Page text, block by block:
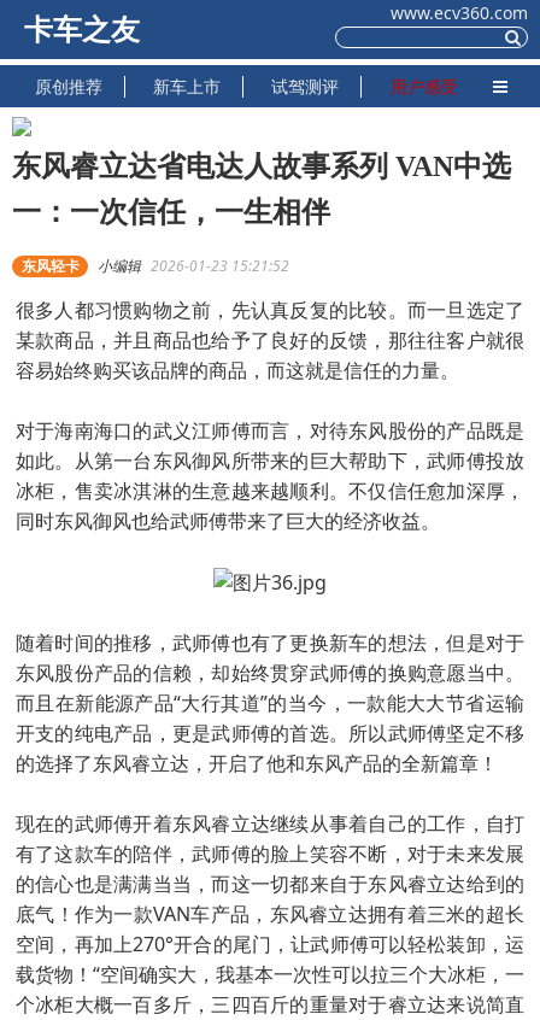
卡车之友
www.ecv360.com
原创推荐 新车上市 试驾测评 用户感受
东风睿立达省电达人故事系列 VAN中选
一：一次信任，一生相伴
东风轻卡 小编辑 2026-01-23 15:21:52
很多人都习惯购物之前，先认真反复的比较。而一旦选定了
某款商品，并且商品也给予了良好的反馈，那往往客户就很
容易始终购买该品牌的商品，而这就是信任的力量。
对于海南海口的武义江师傅而言，对待东风股份的产品既是
如此。从第一台东风御风所带来的巨大帮助下，武师傅投放
冰柜，售卖冰淇淋的生意越来越顺利。不仅信任愈加深厚，
同时东风御风也给武师傅带来了巨大的经济收益。
随着时间的推移，武师傅也有了更换新车的想法，但是对于
东风股份产品的信赖，却始终贯穿武师傅的换购意愿当中。
而且在新能源产品“大行其道”的当今，一款能大大节省运输
开支的纯电产品，更是武师傅的首选。所以武师傅坚定不移
的选择了东风睿立达，开启了他和东风产品的全新篇章！
现在的武师傅开着东风睿立达继续从事着自己的工作，自打
有了这款车的陪伴，武师傅的脸上笑容不断，对于未来发展
的信心也是满满当当，而这一切都来自于东风睿立达给到的
底气！作为一款VAN车产品，东风睿立达拥有着三米的超长
空间，再加上270°开合的尾门，让武师傅可以轻松装卸，运
载货物！“空间确实大，我基本一次性可以拉三个大冰柜，一
个冰柜大概一百多斤，三四百斤的重量对于睿立达来说简直